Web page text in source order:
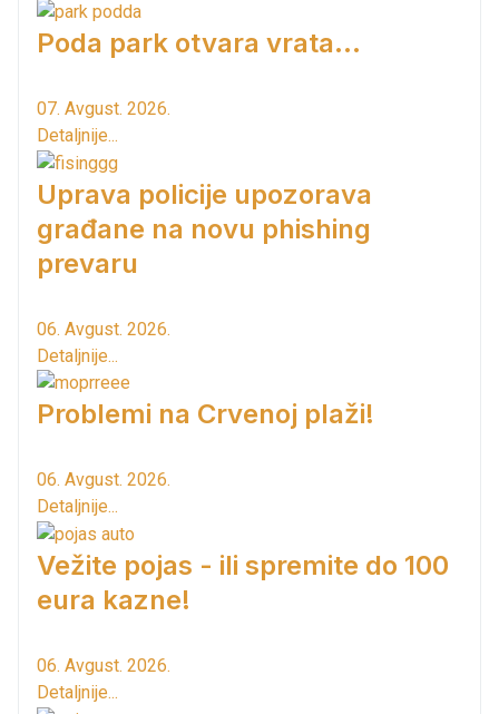
Poda park otvara vrata...
07. Avgust. 2026.
Detaljnije...
Uprava policije upozorava
građane na novu phishing
prevaru
06. Avgust. 2026.
Detaljnije...
Problemi na Crvenoj plaži!
06. Avgust. 2026.
Detaljnije...
Vežite pojas - ili spremite do 100
eura kazne!
06. Avgust. 2026.
Detaljnije...